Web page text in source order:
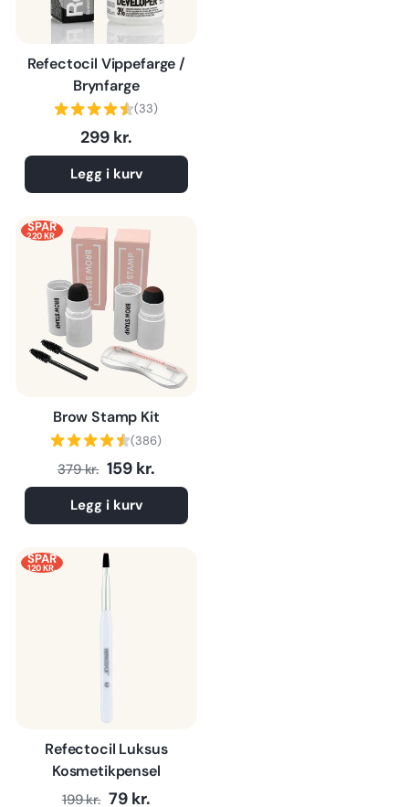
Refectocil Vippefarge /
Brynfarge
(33)
299 kr.
Legg i kurv
SPAR
220 KR.
Brow Stamp Kit
(386)
Normalpris
379 kr. Tilbudspris
159 kr.
Legg i kurv
SPAR
120 KR.
Refectocil Luksus
Kosmetikpensel
Normalpris
199 kr. Tilbudspris
79 kr.